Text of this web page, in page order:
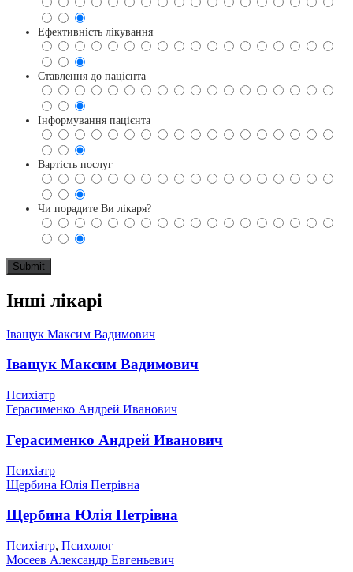
Ефективність лікування
Ставлення до пацієнта
Інформування пацієнта
Вартість послуг
Чи порадите Ви лікаря?
Інші лікарі
Іващук Максим Вадимович
Іващук Максим Вадимович
Психіатр
Герасименко Андрей Иванович
Герасименко Андрей Иванович
Психіатр
Щербина Юлія Петрівна
Щербина Юлія Петрівна
Психіатр, Психолог
Мосеев Александр Евгеньевич